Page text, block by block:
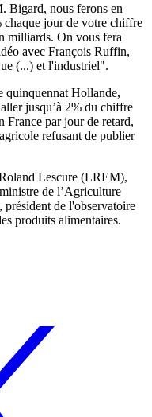
Bigard, nous ferons en
chaque jour de votre chiffre
milliards. On vous fera
avec François Ruffin,
(...) et l'industriel".
quinquennat Hollande,
jusqu’à 2% du chiffre
France par jour de retard,
refusant de publier
Lescure (LREM),
de l’Agriculture
de l'observatoire
produits alimentaires.